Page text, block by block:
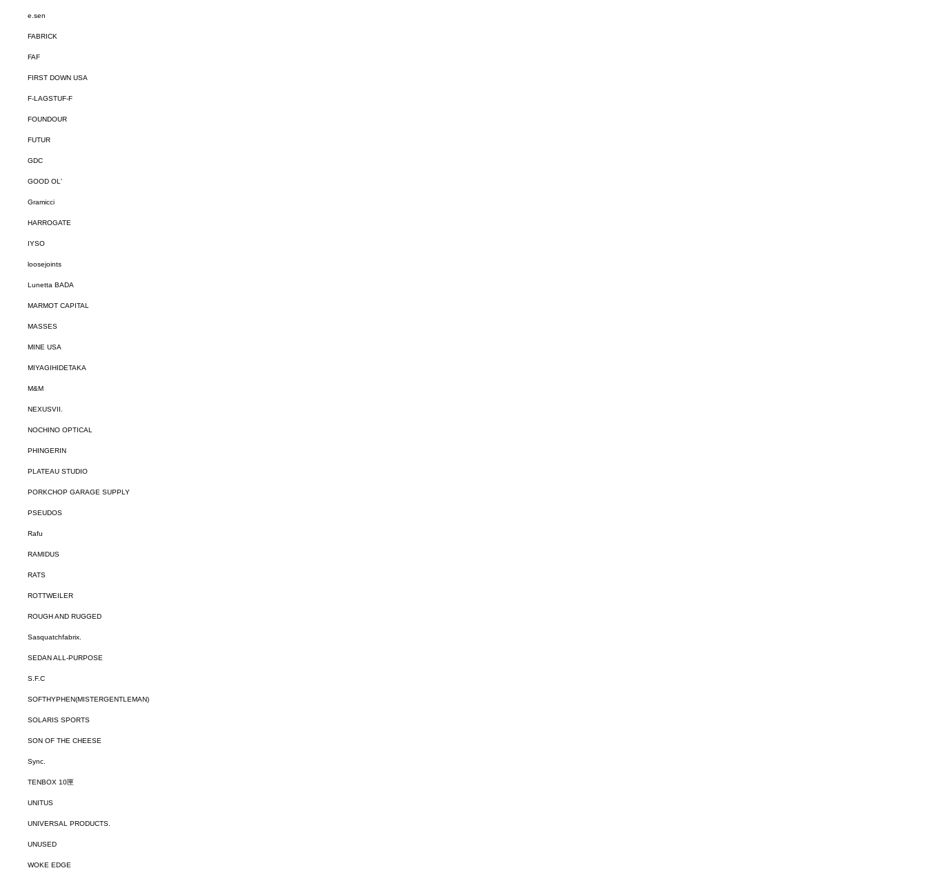
e.sen
FABRICK
FAF
FIRST DOWN USA
F-LAGSTUF-F
FOUNDOUR
FUTUR
GDC
GOOD OL'
Gramicci
HARROGATE
IYSO
loosejoints
Lunetta BADA
MARMOT CAPITAL
MASSES
MINE USA
MIYAGIHIDETAKA
M&M
NEXUSVII.
NOCHINO OPTICAL
PHINGERIN
PLATEAU STUDIO
PORKCHOP GARAGE SUPPLY
PSEUDOS
Rafu
RAMIDUS
RATS
ROTTWEILER
ROUGH AND RUGGED
Sasquatchfabrix.
SEDAN ALL-PURPOSE
S.F.C
SOFTHYPHEN(MISTERGENTLEMAN)
SOLARIS SPORTS
SON OF THE CHEESE
Sync.
TENBOX 10匣
UNITUS
UNIVERSAL PRODUCTS.
UNUSED
WOKE EDGE